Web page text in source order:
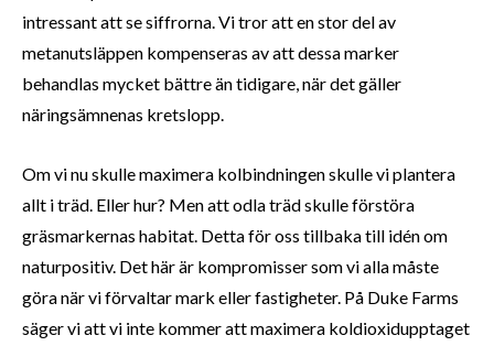
intressant att se siffrorna. Vi tror att en stor del av
metanutsläppen kompenseras av att dessa marker
behandlas mycket bättre än tidigare, när det gäller
näringsämnenas kretslopp.
Om vi nu skulle maximera kolbindningen skulle vi plantera
allt i träd. Eller hur? Men att odla träd skulle förstöra
gräsmarkernas habitat. Detta för oss tillbaka till idén om
naturpositiv. Det här är kompromisser som vi alla måste
göra när vi förvaltar mark eller fastigheter. På Duke Farms
säger vi att vi inte kommer att maximera koldioxidupptaget